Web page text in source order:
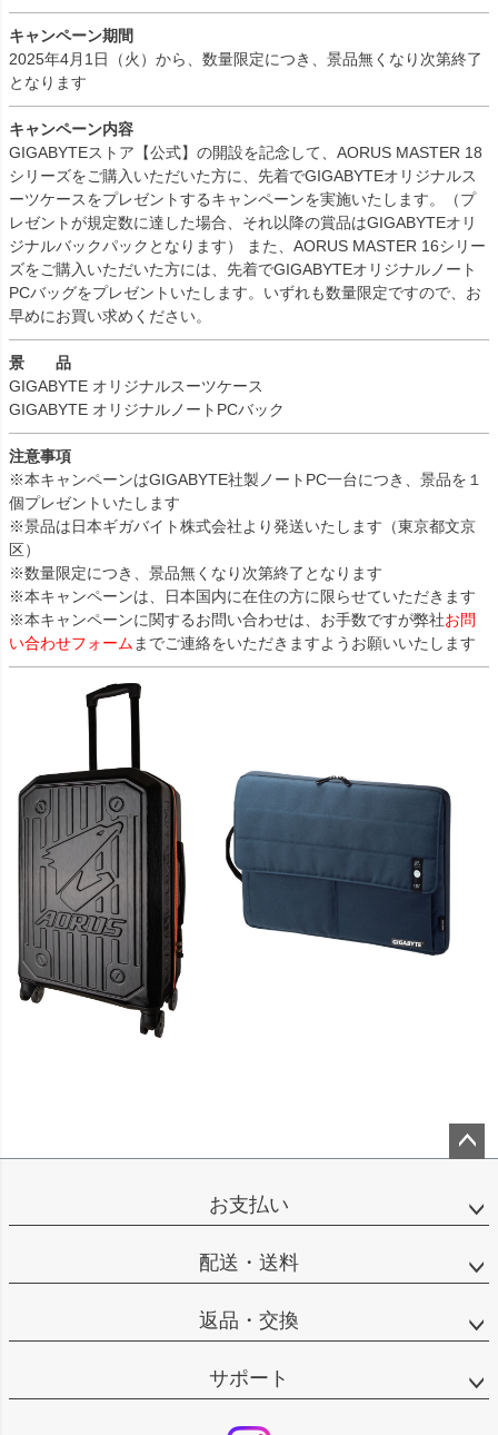
キャンペーン期間
2025年4月1日（火）から、数量限定につき、景品無くなり次第終了
となります
キャンペーン内容
GIGABYTEストア【公式】の開設を記念して、AORUS MASTER 18
シリーズをご購入いただいた方に、先着でGIGABYTEオリジナルス
ーツケースをプレゼントするキャンペーンを実施いたします。（プ
レゼントが規定数に達した場合、それ以降の賞品はGIGABYTEオリ
ジナルバックパックとなります） また、AORUS MASTER 16シリー
ズをご購入いただいた方には、先着でGIGABYTEオリジナルノート
PCバッグをプレゼントいたします。いずれも数量限定ですので、お
早めにお買い求めください。
景 品
GIGABYTE オリジナルスーツケース
GIGABYTE オリジナルノートPCバック
注意事項
※本キャンペーンはGIGABYTE社製ノートPC一台につき、景品を１
個プレゼントいたします
※景品は日本ギガバイト株式会社より発送いたします（東京都文京
区）
※数量限定につき、景品無くなり次第終了となります
※本キャンペーンは、日本国内に在住の方に限らせていただきます
※本キャンペーンに関するお問い合わせは、お手数ですが弊社お問
い合わせフォーム までご連絡をいただきますようお願いいたします
ップ
お支払い
配送・送料
返品・交換
サポート